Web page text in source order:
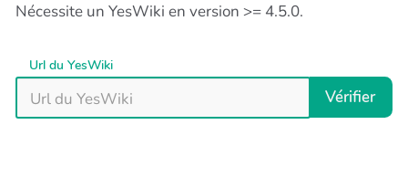
Nécessite un YesWiki en version >= 4.5.0.
Url du YesWiki
Vérifier